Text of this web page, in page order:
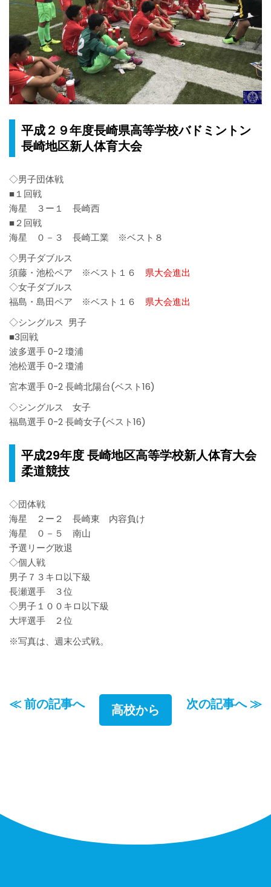
平成２９年度長崎県高等学校バドミントン
長崎地区新人体育大会
◇男子団体戦
■１回戦
海星 ３ー１ 長崎西
■２回戦
海星 ０－３ 長崎工業 ※ベスト８
◇男子ダブルス
須藤・池松ペア ※ベスト１６ 県大会進出
◇女子ダブルス
福島・島田ペア ※ベスト１６ 県大会進出
◇シングルス 男子
■3回戦
波多選手 0-2 瓊浦
池松選手 0-2 瓊浦
宮本選手 0-2 長崎北陽台(ベスト16)
◇シングルス 女子
福島選手 0-2 長崎女子(ベスト16)
平成29年度 長崎地区高等学校新人体育大会
柔道競技
◇団体戦
海星 ２ー２ 長崎東 内容負け
海星 ０－５ 南山
予選リーグ敗退
◇個人戦
男子７３キロ以下級
長瀬選手 ３位
◇男子１００キロ以下級
大坪選手 ２位
※写真は、週末公式戦。
≪ 前の記事へ 高校から 次の記事へ ≫